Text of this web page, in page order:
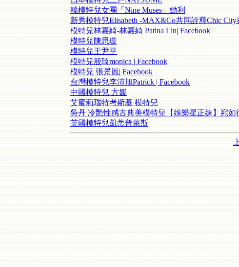
韓模特兒女團「Nine Muses」勁利
新秀模特兒Elisabeth -MAX&Co共同詮釋Chic City
模特兒林嘉綺-林嘉綺 Patina Lin| Facebook
模特兒陳思璇
模特兒王尹平
模特兒殷琦monica | Facebook
模特兒 張景嵐| Facebook
台灣模特兒李沛旭Patrick | Facebook
中國模特兒 方媛
艾蜜莉瑞特考斯基 模特兒
吳丹 冷艷性感古典美模特兒【娛樂星正妹】宛如
英國模特兒凱蒂普萊斯